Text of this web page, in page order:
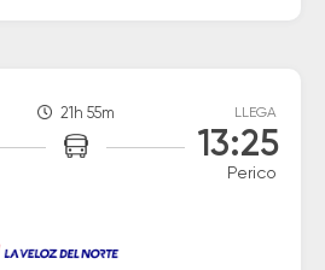
21h 55m LLEGA
13:25
Perico